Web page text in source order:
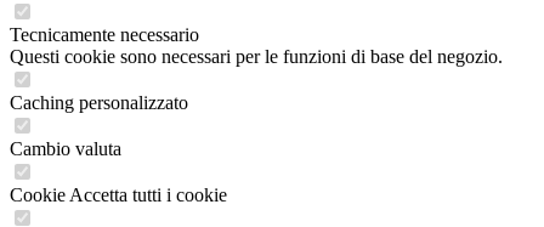
Tecnicamente necessario
Questi cookie sono necessari per le funzioni di base del negozio.
Caching personalizzato
Cambio valuta
Cookie Accetta tutti i cookie